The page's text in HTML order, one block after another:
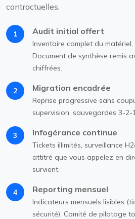
contractuelles.
1 Audit initial offert
Inventaire complet du
Document de synthèse remis
chiffrées.
2 Migration encadrée
Reprise progressive sans
supervision, sauvegardes 3-2-
3 Infogérance continue
Tickets illimités, surveillance
attitré que vous appelez en
survient.
4 Reporting mensuel
Indicateurs mensuels lisibles
sécurité). Comité de pilotage